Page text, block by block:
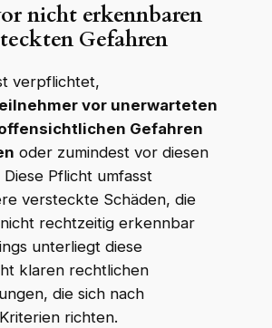
nicht erkennbaren
Gefahren
verpflichtet,
vor unerwarteten
Gefahren
oder zumindest vor diesen
Pflicht umfasst
versteckte Schäden, die
rechtzeitig erkennbar
unterliegt diese
klaren rechtlichen
die sich nach
richten.